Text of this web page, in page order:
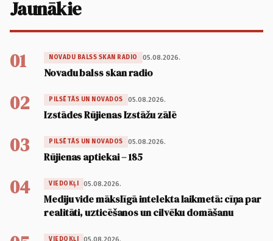
Jaunākie
01 NOVADU BALSS SKAN RADIO 05.08.2026.
Novadu balss skan radio
02 PILSĒTĀS UN NOVADOS 05.08.2026.
Izstādes Rūjienas Izstāžu zālē
03 PILSĒTĀS UN NOVADOS 05.08.2026.
Rūjienas aptiekai – 185
04 VIEDOKĻI 05.08.2026.
Mediju vide mākslīgā intelekta laikmetā: cīņa par
realitāti, uzticēšanos un cilvēku domāšanu
VIEDOKĻI 05.08.2026.